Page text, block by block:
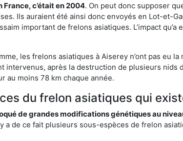
c’était en 2004. On peut donc supposer
Ils auraient été ainsi donc envoyés en Lot-et-
important de frelons asiatiques. L’impact
les frelons asiatiques à Aiserey n’ont pas eu
après la destruction de plusieurs nids
au moins 78 km chaque année.
du frelon asiatiques qui
de grandes modifications génétiques au
a de ce fait plusieurs sous-espèces de frelon